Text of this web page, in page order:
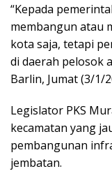
“Kepada
membangun atau
kota saja, tetapi
di daerah pelosok
Barlin, Jumat (3/1/
Legislator PKS
kecamatan yang
pembangunan
jembatan.